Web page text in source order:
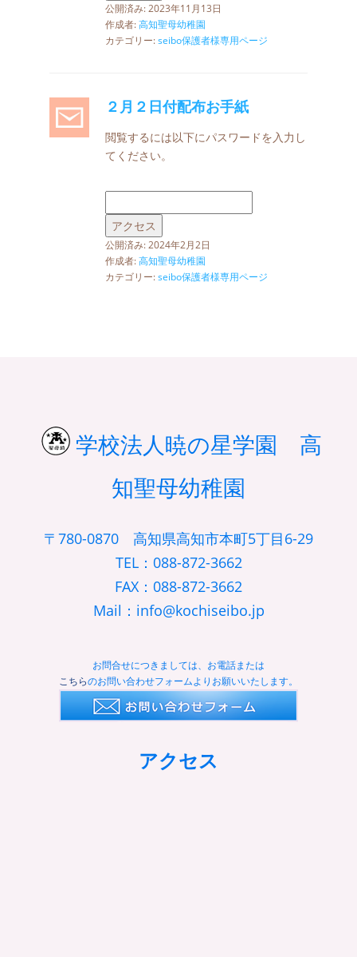
公開済み: 2023年11月13日
作成者:高知聖母幼稚園
カテゴリー:seibo保護者様専用ページ
２月２日付配布お手紙
閲覧するには以下にパスワードを入力し
てください。
公開済み: 2024年2月2日
作成者:高知聖母幼稚園
カテゴリー:seibo保護者様専用ページ
学校法人暁の星学園 高
知聖母幼稚園
〒780-0870 高知県高知市本町5丁目6-29
TEL：088-872-3662
FAX：088-872-3662
Mail：info@kochiseibo.jp
お問合せにつきましては、お電話または
こちらのお問い合わせフォームよりお願いいたします。
アクセス